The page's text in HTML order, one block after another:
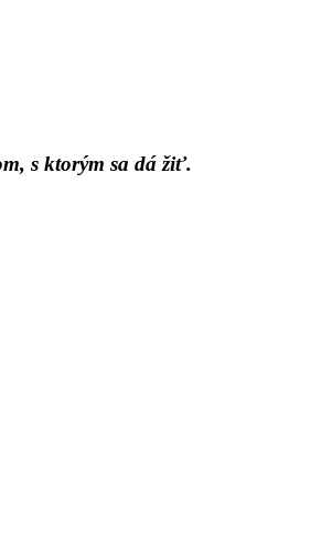
s ktorým sa dá žiť.